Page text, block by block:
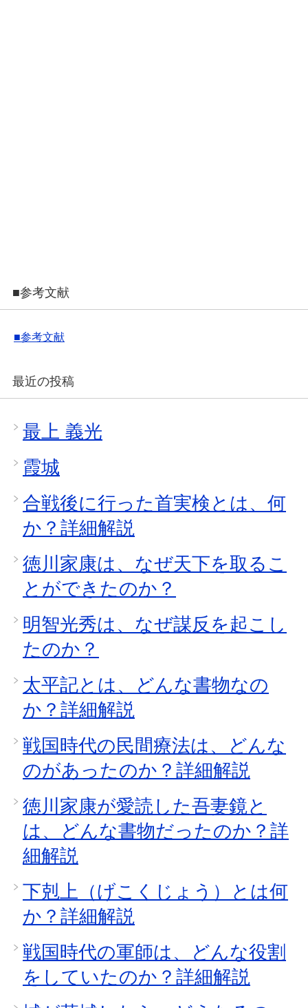
■参考文献
■参考文献
最近の投稿
最上 義光
霞城
合戦後に行った首実検とは、何
か？詳細解説
徳川家康は、なぜ天下を取るこ
とができたのか？
明智光秀は、なぜ謀反を起こし
たのか？
太平記とは、どんな書物なの
か？詳細解説
戦国時代の民間療法は、どんな
のがあったのか？詳細解説
徳川家康が愛読した吾妻鏡と
は、どんな書物だったのか？詳
細解説
下剋上（げこくじょう）とは何
か？詳細解説
戦国時代の軍師は、どんな役割
をしていたのか？詳細解説